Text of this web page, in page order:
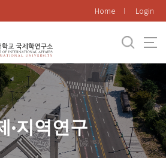
Home Login
·지역연구